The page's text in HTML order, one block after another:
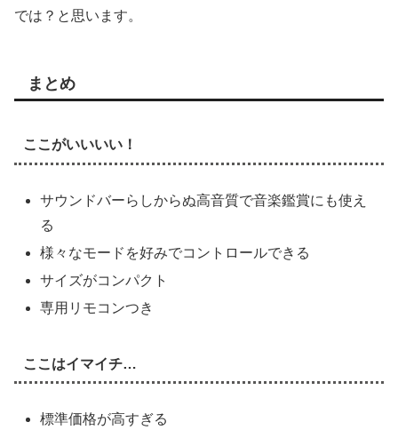
では？と思います。
まとめ
ここがいいいい！
サウンドバーらしからぬ高音質で音楽鑑賞にも使え
る
様々なモードを好みでコントロールできる
サイズがコンパクト
専用リモコンつき
ここはイマイチ…
標準価格が高すぎる